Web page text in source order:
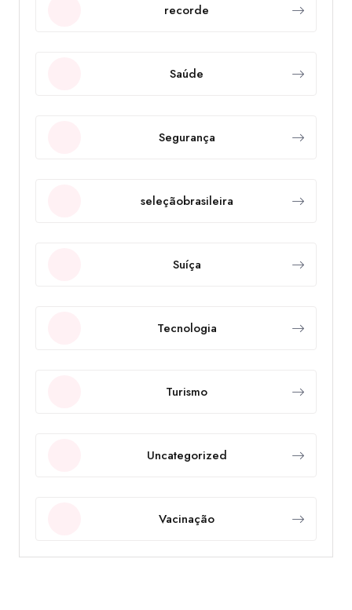
recorde
Saúde
Segurança
seleçãobrasileira
Suíça
Tecnologia
Turismo
Uncategorized
Vacinação